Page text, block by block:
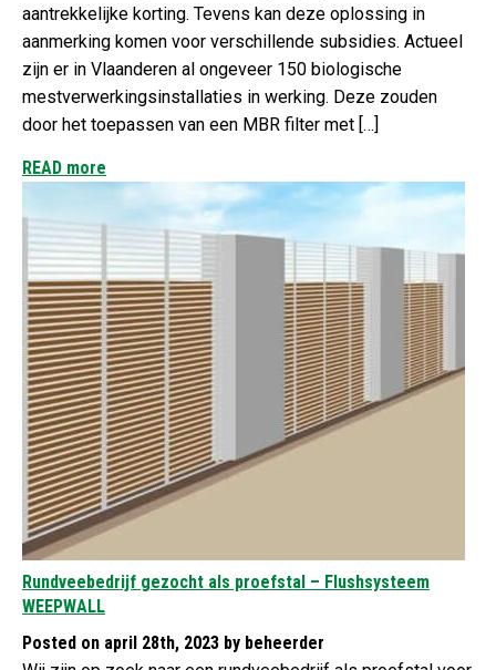
aantrekkelijke korting. Tevens kan deze oplossing in
aanmerking komen voor verschillende subsidies. Actueel
zijn er in Vlaanderen al ongeveer 150 biologische
mestverwerkingsinstallaties in werking. Deze zouden
door het toepassen van een MBR filter met […]
READ more
Rundveebedrijf gezocht als proefstal – Flushsysteem
WEEPWALL
Posted on april 28th, 2023 by beheerder